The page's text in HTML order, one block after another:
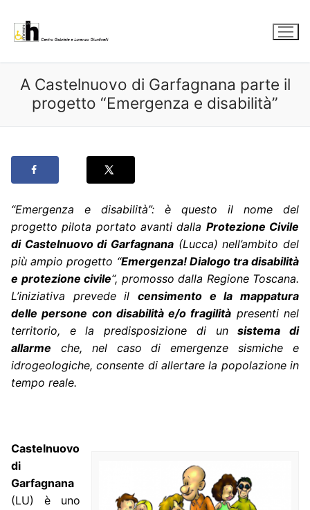
contenuto
A Castelnuovo di Garfagnana parte il
progetto “Emergenza e disabilità”
“Emergenza e disabilità”: è questo il nome del
progetto pilota portato avanti dalla Protezione Civile
di Castelnuovo di Garfagnana (Lucca) nell’ambito del
più ampio progetto “Emergenza! Dialogo tra disabilità
e protezione civile“, promosso dalla Regione Toscana.
L’iniziativa prevede il censimento e la mappatura
delle persone con disabilità e/o fragilità presenti nel
territorio, e la predisposizione di unsistema di
allarme che, nel caso di emergenze sismiche e
idrogeologiche, consente di allertare la popolazione in
tempo reale.
Castelnuovo
di
Garfagnana
(LU) è uno